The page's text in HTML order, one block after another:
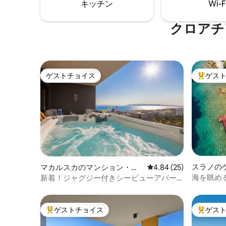
れられ
ましょう
キッチン Wi-
クロア
ゲストチョイス
ゲストチョイス
マカルスカのマンション・ア
パート
レビュー25件、5つ星
4.84 (25)
新着！ジャグジー付きシービューアパー
大好評
ゲス
スラノの
海を眺め
大好評のゲストチョイスです。
ゲストチョイス 大好評
ゲス